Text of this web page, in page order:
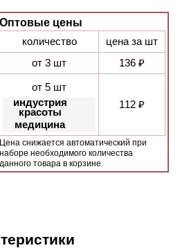
Оптовые цены
количество
цена за шт
от 3 шт
136 ₽
от 5 шт
индустрия
красоты
медицина
112 ₽
Цена снижается автоматический при
наборе необходимого количества
данного товара в корзине.